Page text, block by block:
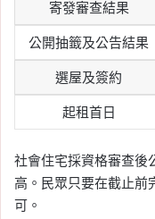
寄發審查結果
公開抽籤及公告結果
選屋及簽約
起租首日
社會住宅採資格審查後
高。民眾只要在截止前
可。